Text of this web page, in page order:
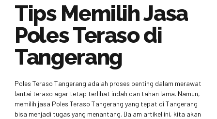
Tips Memilih Jasa
Poles Teraso di
Tangerang
Poles Teraso Tangerang adalah proses penting dalam merawat
lantai teraso agar tetap terlihat indah dan tahan lama. Namun,
memilih jasa Poles Teraso Tangerang yang tepat di Tangerang
bisa menjadi tugas yang menantang. Dalam artikel ini, kita akan